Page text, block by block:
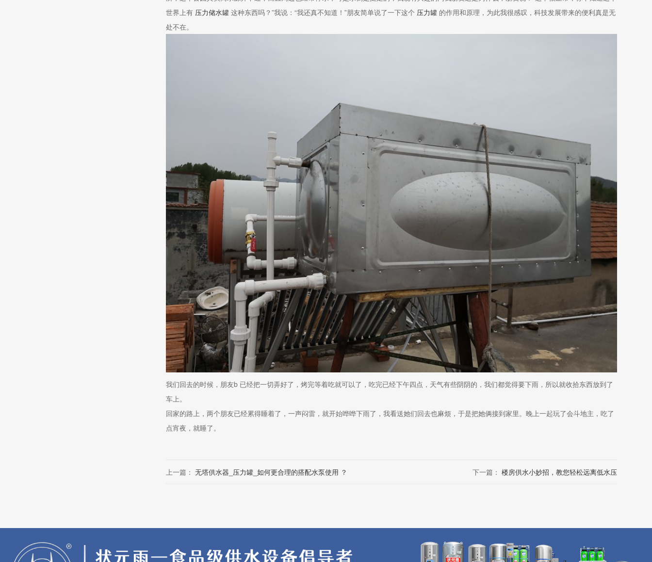
世界上有 压力储水罐 这种东西吗？”我说：“我还真不知道！”朋友简单说了一下这个 压力罐 的作用和原理，为此我很感叹，科技发展带来的便利真是无
处不在。
我们回去的时候，朋友b 已经把一切弄好了，烤完等着吃就可以了，吃完已经下午四点，天气有些阴阴的，我们都觉得要下雨，所以就收拾东西放到了
车上。
回家的路上，两个朋友已经累得睡着了，一声闷雷，就开始哗哗下雨了，我看送她们回去也麻烦，于是把她俩接到家里。晚上一起玩了会斗地主，吃了
点宵夜，就睡了。
上一篇： 无塔供水器_压力罐_如何更合理的搭配水泵使用 ？ 下一篇： 楼房供水小妙招，教您轻松远离低水压